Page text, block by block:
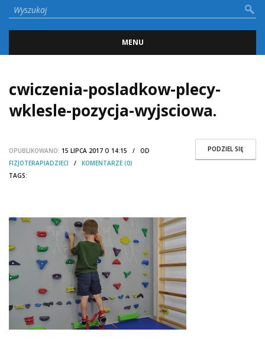
MENU
cwiczenia-posladkow-plecy-
wklesle-pozycja-wyjsciowa.
PODZIEL SIĘ
OPUBLIKOWANO: 15 LIPCA 2017 O 14:15 / OD
FIZJOTERAPIADZIECI / KOMENTARZE (0)
TAGS: